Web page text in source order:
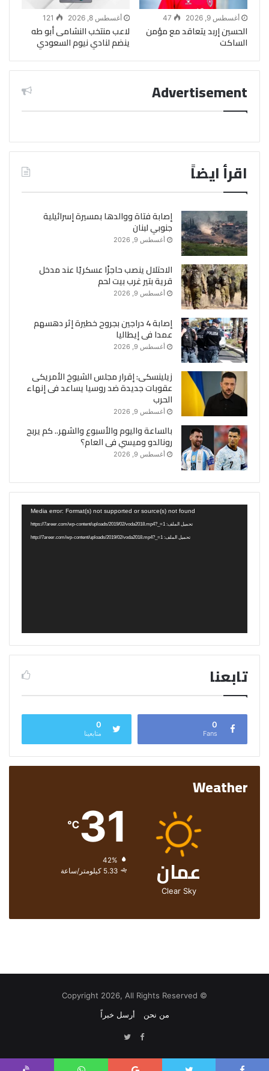
أغسطس 9, 2026 47
الحسين إربد يتعاقد مع مؤمن
الساكت
أغسطس 8, 2026 121
لاعب منتخب النشامى أبو طه
ينضم لنادي نيوم السعودي
Advertisement
اقرأ ايضاً
إصابة فتاة ووالدها بمسيرة إسرائيلية
جنوبي لبنان
أغسطس 9, 2026
الاحتلال ينصب حاجزًا عسكريًا عند مدخل
قرية بتير غرب بيت لحم
أغسطس 9, 2026
إصابة 4 دراجين بجروح خطيرة إثر دهسهم
عمدا فى إيطاليا
أغسطس 9, 2026
زيلينسكى: إقرار مجلس الشيوخ الأمريكى
عقوبات جديدة ضد روسيا يساعد فى إنهاء
الحرب
أغسطس 9, 2026
بالساعة واليوم والأسبوع والشهر.. كم يربح
رونالدو وميسي فى العام؟
أغسطس 9, 2026
Media error: Format(s) not supported or source(s) not found
تحميل الملف: https://7areer.com/wp-content/uploads/2019/02/voda2018.mp4?_=1
تحميل الملف: http://7areer.com/wp-content/uploads/2019/02/voda2018.mp4?_=1
تابعنا
0
Fans
0
متابعينا
Weather
عمان
Clear Sky
31
℃
الرطوبة:
الرياح:5.33 كيلومتر/ساعة
© Copyright 2026, All Rights Reserved
من نحن
أرسل خبراً